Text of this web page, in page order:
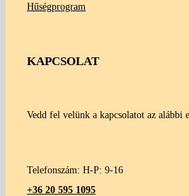
Hűségprogram
KAPCSOLAT
Vedd fel velünk a kapcsolatot az alábbi
Telefonszám: H-P: 9-16
+36 20 595 1095